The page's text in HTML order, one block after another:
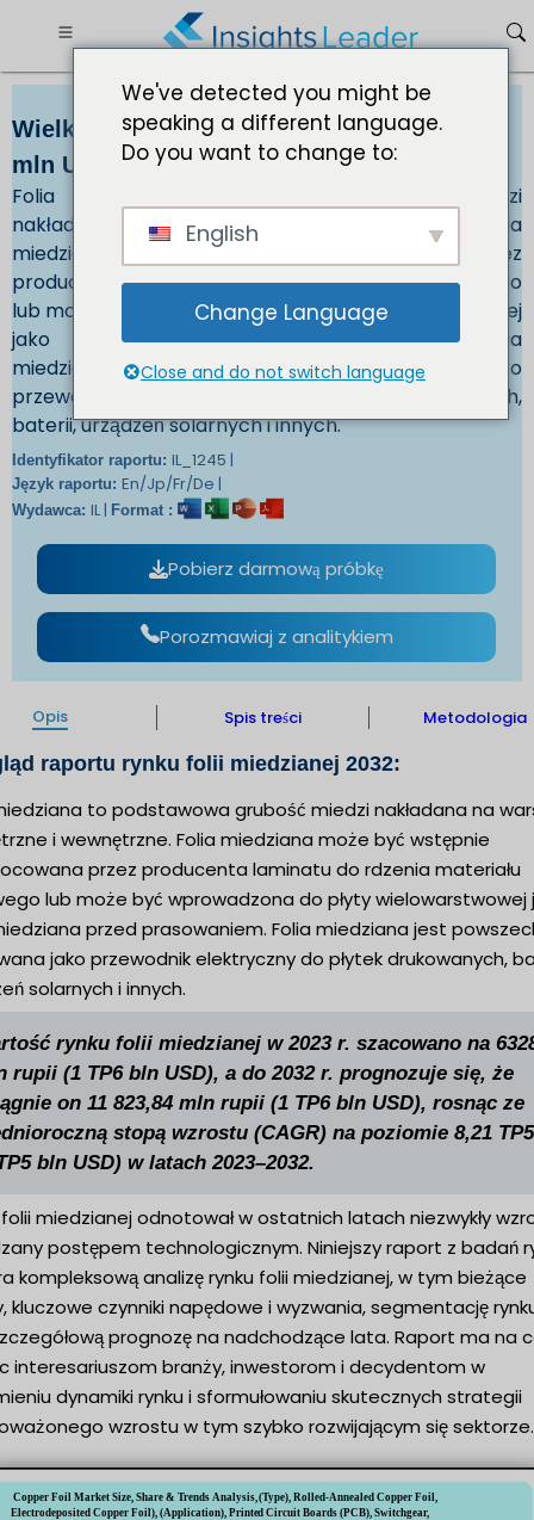
Wielkość rynku folii miedzianej 11 823,84
mln USD do 2032 r.
Folia miedziana to podstawowa grubość miedzi
nakładana na warstwy zewnętrzne i wewnętrzne. Folia
miedziana może być wstępnie przymocowana przez
producenta laminatu do rdzenia materiału bazowego
lub może być wprowadzona do płyty wielowarstwowej
jako folia miedziana przed prasowaniem. Folia
miedziana jest powszechnie stosowana jako
przewodnik elektryczny do płytek drukowanych,
baterii, urządzeń solarnych i innych.
Identyfikator raportu: IL_1245 |
Język raportu: En/Jp/Fr/De |
Wydawca: IL | Format :
Pobierz darmową próbkę
Porozmawiaj z analitykiem
Opis Spis treści Metodologia
raportu rynku folii miedzianej 2032:
to podstawowa grubość miedzi nakładana na
i wewnętrzne. Folia miedziana może być wstępnie
przez producenta laminatu do rdzenia materiału
lub może być wprowadzona do płyty wielowarstwowej
przed prasowaniem. Folia miedziana jest
jako przewodnik elektryczny do płytek drukowanych,
solarnych i innych.
rynku folii miedzianej w 2023 r. szacowano na
rupii (1 TP6 bln USD), a do 2032 r. prognozuje się, że
on 11 823,84 mln rupii (1 TP6 bln USD), rosnąc ze
stopą wzrostu (CAGR) na poziomie 8,21
bln USD) w latach 2023–2032.
folii miedzianej odnotował w ostatnich latach niezwykły
postępem technologicznym. Niniejszy raport z badań
kompleksową analizę rynku folii miedzianej, w tym bieżące
kluczowe czynniki napędowe i wyzwania, segmentację
prognozę na nadchodzące lata. Raport ma na
interesariuszom branży, inwestorom i decydentom w
dynamiki rynku i sformułowaniu skutecznych strategii
wzrostu w tym szybko rozwijającym się sektorze.
We've detected you might be
speaking a different language.
Do you want to change to:
English
Change Language
Close and do not switch language